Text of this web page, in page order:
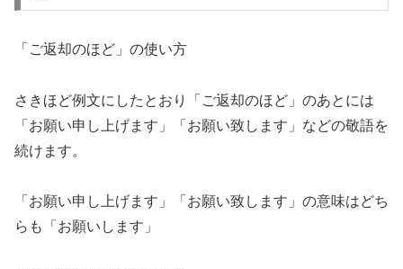
「ご返却のほど」の使い方
さきほど例文にしたとおり「ご返却のほど」のあとには
「お願い申し上げます」「お願い致します」などの敬語を
続けます。
「お願い申し上げます」「お願い致します」の意味はどち
らも「お願いします」